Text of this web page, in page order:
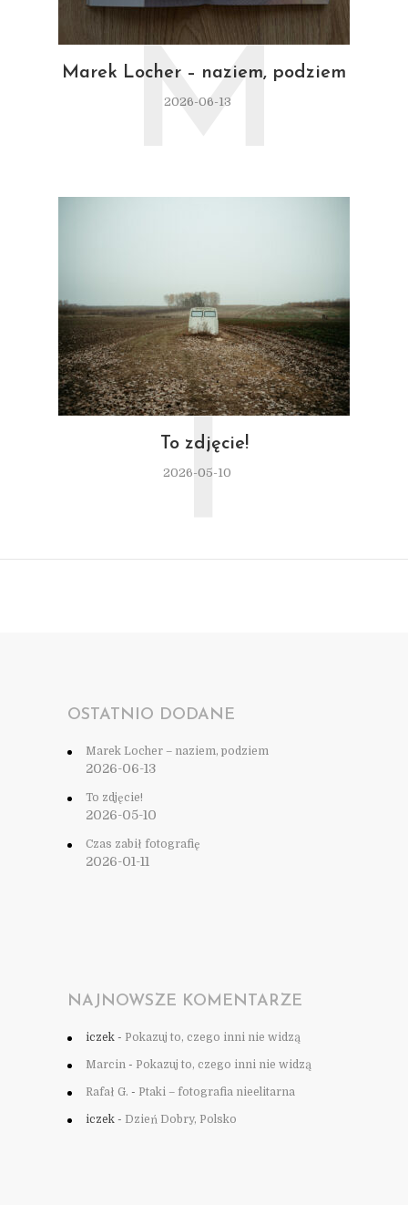
Marek Locher – naziem, podziem
2026-06-13
M
To zdjęcie!
2026-05-10
T
OSTATNIO DODANE
Marek Locher – naziem, podziem
2026-06-13
To zdjęcie!
2026-05-10
Czas zabił fotografię
2026-01-11
NAJNOWSZE KOMENTARZE
iczek - Pokazuj to, czego inni nie widzą
Marcin - Pokazuj to, czego inni nie widzą
Rafał G. - Ptaki – fotografia nieelitarna
iczek - Dzień Dobry, Polsko